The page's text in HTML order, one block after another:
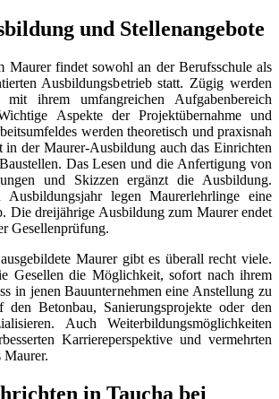
und Stellenangebote
Maurer findet sowohl an der Berufsschule als
Ausbildungsbetrieb statt. Zügig werden
mit ihrem umfangreichen Aufgabenbereich
Aspekte der Projektübernahme und
werden theoretisch und praxisnah
in der Maurer-Ausbildung auch das Einrichten
Das Lesen und die Anfertigung von
und Skizzen ergänzt die Ausbildung.
legen Maurerlehrlinge eine
Die dreijährige Ausbildung zum Maurer endet
Gesellenprüfung.
Maurer gibt es überall recht viele.
Gesellen die Möglichkeit, sofort nach ihrem
in jenen Bauunternehmen eine Anstellung zu
Betonbau, Sanierungsprojekte oder den
Auch Weiterbildungsmöglichkeiten
Karriereperspektive und vermehrten
Maurer.
in Taucha bei